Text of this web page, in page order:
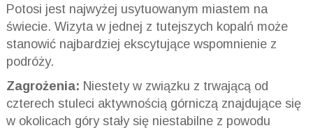
Potosi jest najwyżej usytuowanym miastem na
świecie. Wizyta w jednej z tutejszych kopalń może
stanowić najbardziej ekscytujące wspomnienie z
podróży.
Zagrożenia: Niestety w związku z trwającą od
czterech stuleci aktywnością górniczą znajdujące się
w okolicach góry stały się niestabilne z powodu